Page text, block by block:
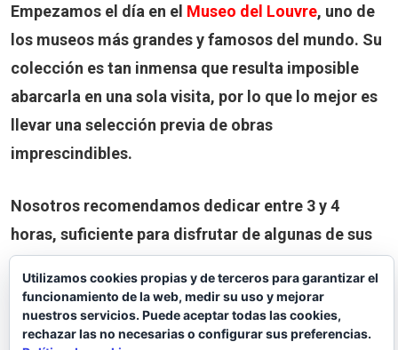
Empezamos el día en el Museo del Louvre, uno de
los museos más grandes y famosos del mundo. Su
colección es tan inmensa que resulta imposible
abarcarla en una sola visita, por lo que lo mejor es
llevar una selección previa de obras
imprescindibles.
Nosotros recomendamos dedicar entre 3 y 4
horas, suficiente para disfrutar de algunas de sus
grandes obras maestras sin que la visita resulte
agotadora.
Utilizamos cookies propias y de terceros para garantizar el
funcionamiento de la web, medir su uso y mejorar
nuestros servicios. Puede aceptar todas las cookies,
rechazar las no necesarias o configurar sus preferencias.